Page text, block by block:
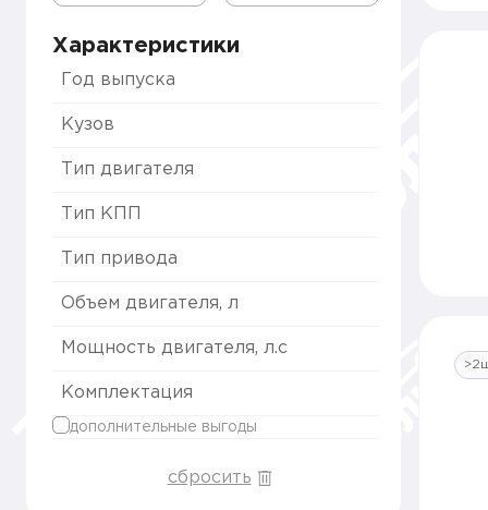
Характеристики
Год выпуска
Кузов
Тип двигателя
Тип КПП
Тип привода
Объем двигателя, л
Мощность двигателя, л.с
Комплектация
дополнительные выгоды
сбросить